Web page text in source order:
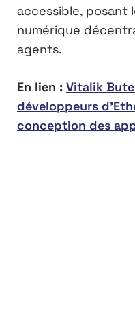
accessible, posant
numérique
agents.
En lien : Vitalik
développeurs
conception des